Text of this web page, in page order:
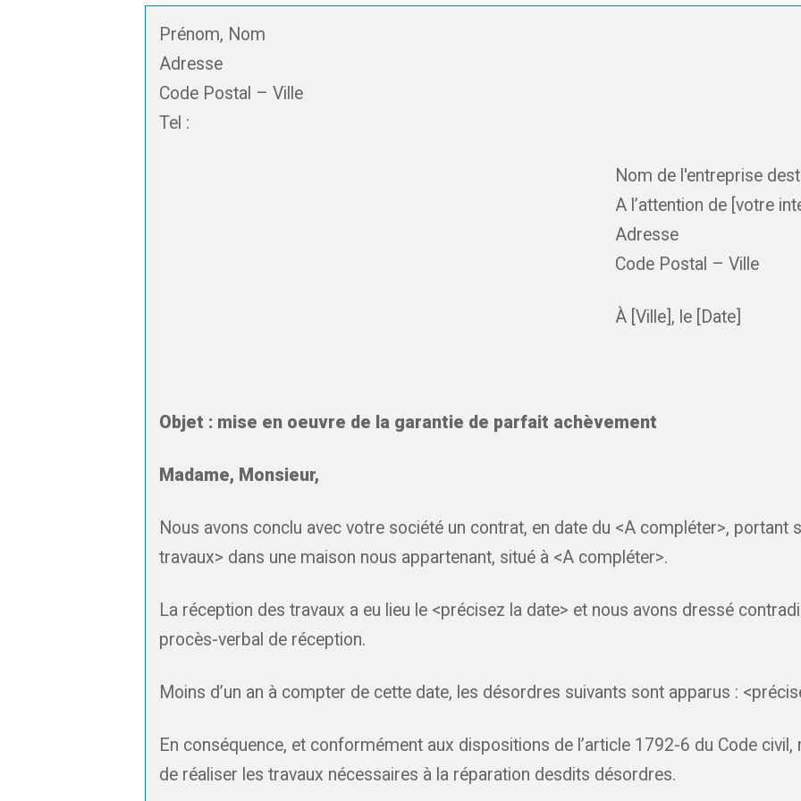
Prénom, Nom
Adresse
Code Postal – Ville
Tel :
Nom de l'entreprise
A l’attention de [votre
Adresse
Code Postal – Ville
À [Ville], le [Date]
Objet : mise en oeuvre de la garantie de parfait achèvement
Madame, Monsieur,
Nous avons conclu avec votre société un contrat, en date du <A compléter>, portant
travaux> dans une maison nous appartenant, situé à <A compléter>.
La réception des travaux a eu lieu le <précisez la date> et nous avons dressé
procès-verbal de réception.
Moins d’un an à compter de cette date, les désordres suivants sont apparus :
En conséquence, et conformément aux dispositions de l’article 1792-6 du Code
de réaliser les travaux nécessaires à la réparation desdits désordres.